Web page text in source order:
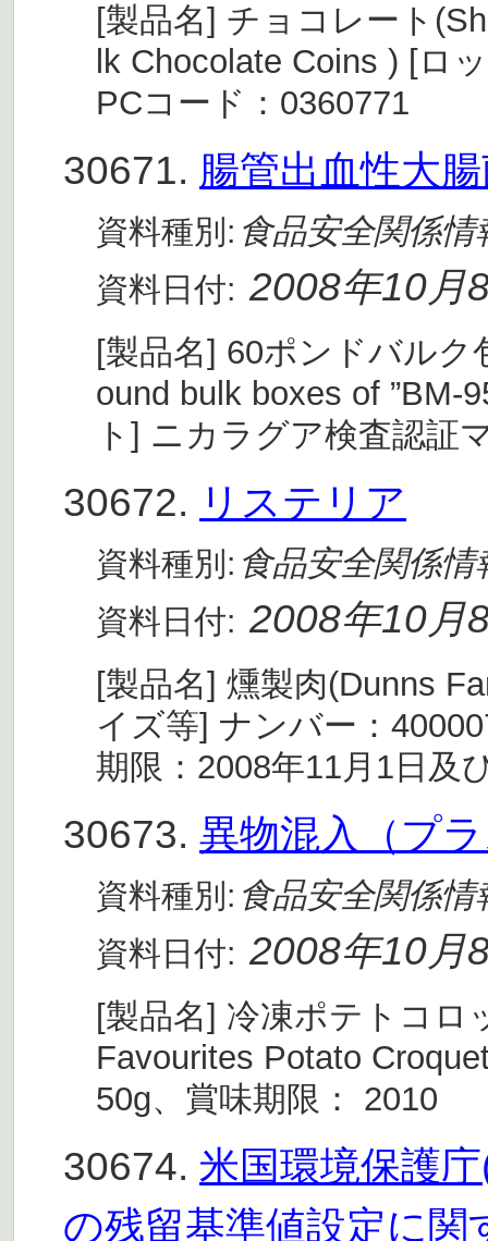
[製品名] チョコレート
lk Chocolate Coins ) [ロ
PCコード：0360771
30671. 腸管出血性大
資料種別: 食品安全関係情
資料日付: 2008年10月
[製品名] 60ポンドバル
ound bulk boxes of ”BM-
ト] ニカラグア検査認証
30672. リステリア
資料種別: 食品安全関係情
資料日付: 2008年10月
[製品名] 燻製肉(Dunns
イズ等] ナンバー：
期限：2008年11月1日及
30673. 異物混入（プ
資料種別: 食品安全関係情
資料日付: 2008年10月
[製品名] 冷凍ポテトコ
Favourites Potato
50g、賞味期限： 2010
30674. 米国環境保護
の残留基準値設定に関